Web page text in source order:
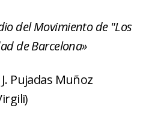
del Movimiento de "Los
de Barcelona»
Pujadas Muñoz